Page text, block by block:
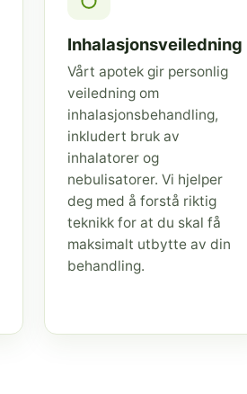
Inhalasjonsveiledning
Vårt apotek gir personlig
veiledning om
inhalasjonsbehandling,
inkludert bruk av
inhalatorer og
nebulisatorer. Vi hjelper
deg med å forstå riktig
teknikk for at du skal få
maksimalt utbytte av din
behandling.